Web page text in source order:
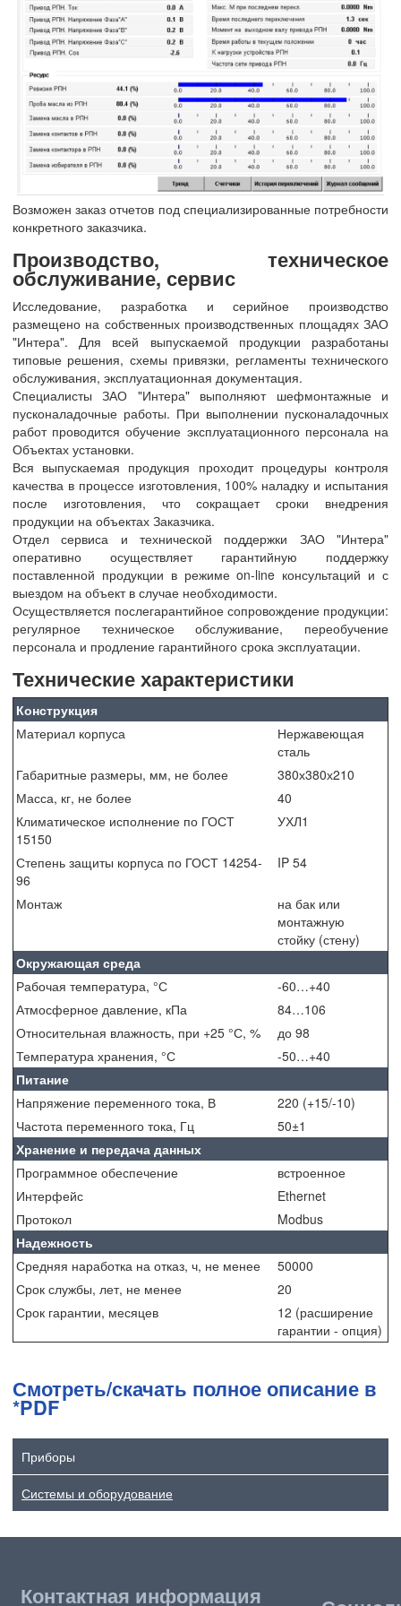
Возможен заказ отчетов под специализированные потребности
конкретного заказчика.
Производство, техническое
обслуживание, сервис
Исследование, разработка и серийное производство
размещено на собственных производственных площадях ЗАО
"Интера". Для всей выпускаемой продукции разработаны
типовые решения, схемы привязки, регламенты технического
обслуживания, эксплуатационная документация.
Специалисты ЗАО "Интера" выполняют шефмонтажные и
пусконаладочные работы. При выполнении пусконаладочных
работ проводится обучение эксплуатационного персонала на
Объектах установки.
Вся выпускаемая продукция проходит процедуры контроля
качества в процессе изготовления, 100% наладку и испытания
после изготовления, что сокращает сроки внедрения
продукции на объектах Заказчика.
Отдел сервиса и технической поддержки ЗАО "Интера"
оперативно осуществляет гарантийную поддержку
поставленной продукции в режиме on-line консультаций и с
выездом на объект в случае необходимости.
Осуществляется послегарантийное сопровождение продукции:
регулярное техническое обслуживание, переобучение
персонала и продление гарантийного срока эксплуатации.
Технические характеристики
Конструкция
Материал корпуса
Нержавеющая
сталь
Габаритные размеры, мм, не более
380х380х210
Масса, кг, не более
40
Климатическое исполнение по ГОСТ
15150
УХЛ1
Степень защиты корпуса по ГОСТ 14254-
96
IP 54
Монтаж
на бак или
монтажную
стойку (стену)
Окружающая среда
Рабочая температура, °С
-60…+40
Атмосферное давление, кПа
84…106
Относительная влажность, при +25 °С, %
до 98
Температура хранения, °С
-50…+40
Питание
Напряжение переменного тока, В
220 (+15/-10)
Частота переменного тока, Гц
50±1
Хранение и передача данных
Программное обеспечение
встроенное
Интерфейс
Ethernet
Протокол
Modbus
Надежность
Средняя наработка на отказ, ч, не менее
50000
Срок службы, лет, не менее
20
Срок гарантии, месяцев
12 (расширение
гарантии - опция)
Смотреть/скачать полное описание в
*PDF
Приборы
Системы и оборудование
Контактная информация